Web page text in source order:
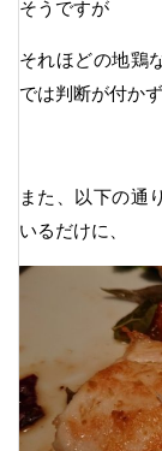
そうですが
それほどの地鶏
では判断が付かず
また、以下の通
いるだけに、